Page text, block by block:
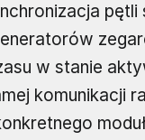
pętli
w stanie
komunikacji